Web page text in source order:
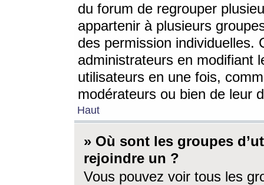
du forum de regrouper
appartenir à plusieurs
des permission individuelles.
administrateurs en modifiant
utilisateurs en une fois,
modérateurs ou bien de leur
Haut
» Où sont les groupes
rejoindre un ?
Vous pouvez voir tous les